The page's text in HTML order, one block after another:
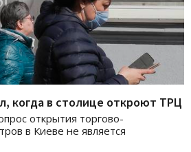
когда в столице откроют ТРЦ
открытия торгово-
в Киеве не является